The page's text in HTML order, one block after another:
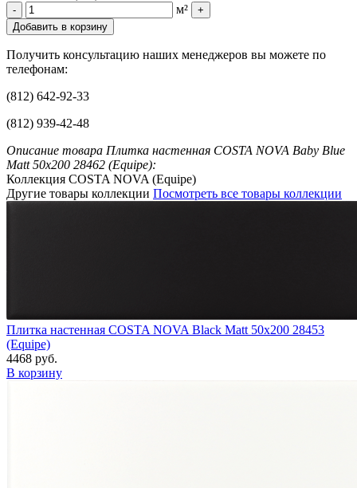
- м²
+
Добавить в корзину
Получить консультацию наших менеджеров вы можете по
телефонам:
(812) 642-92-33
(812) 939-42-48
Описание товара Плитка настенная COSTA NOVA Baby Blue
Matt 50x200 28462 (Equipe):
Коллекция COSTA NOVA (Equipe)
Другие товары коллекции Посмотреть все товары коллекции
Плитка настенная COSTA NOVA Black Matt 50x200 28453
(Equipe)
4468 руб.
В корзину